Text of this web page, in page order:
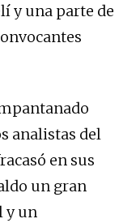
y una parte de
analistas del
en sus
un gran
y un